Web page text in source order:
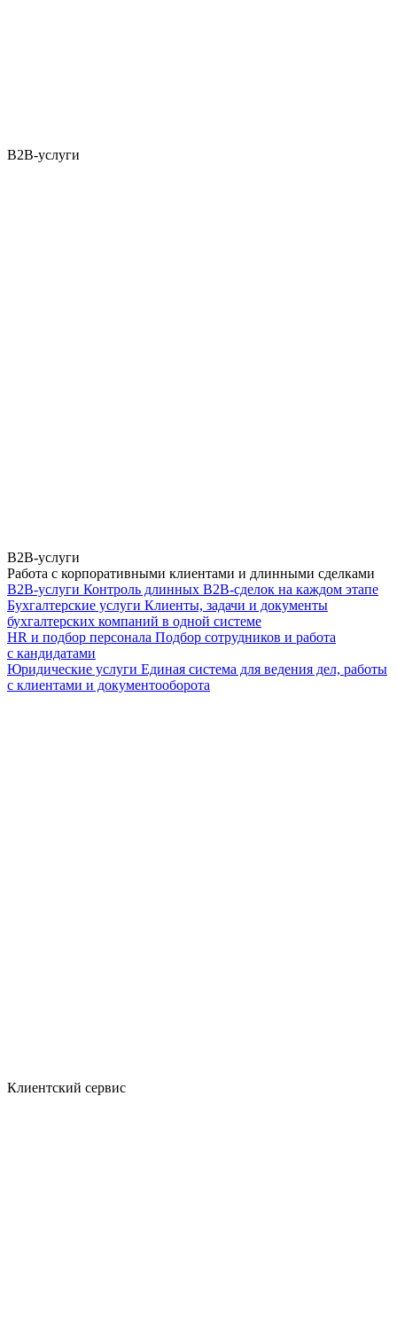
B2B-услуги
B2B-услуги
Работа с корпоративными клиентами и длинными сделками
B2B-услуги Контроль длинных B2B-сделок на каждом этапе
Бухгалтерские услуги Клиенты, задачи и документы
бухгалтерских компаний в одной системе
HR и подбор персонала Подбор сотрудников и работа
с кандидатами
Юридические услуги Единая система для ведения дел, работы
с клиентами и документооборота
Клиентский сервис